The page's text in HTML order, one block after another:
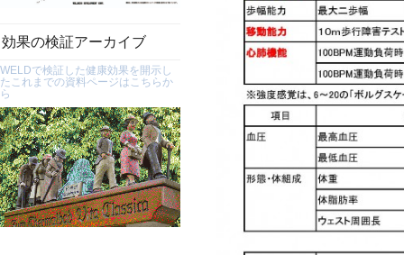
効果の検証アーカイブ
WELDで検証した健康効果を開示し
たこれまでの資料ページはこちらか
ら